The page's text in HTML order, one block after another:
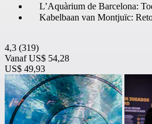
L’Aquàrium de Barcelona:
Kabelbaan van Montjuïc:
4,3 (319)
Vanaf US$ 54,28
US$ 49,93